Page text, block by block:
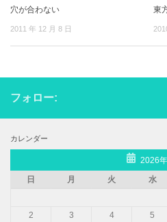
穴が合わない
2011 年 12 月 8 日
東
フォロー:
カレンダー
2026
日
月 火 水
2
3 4 5